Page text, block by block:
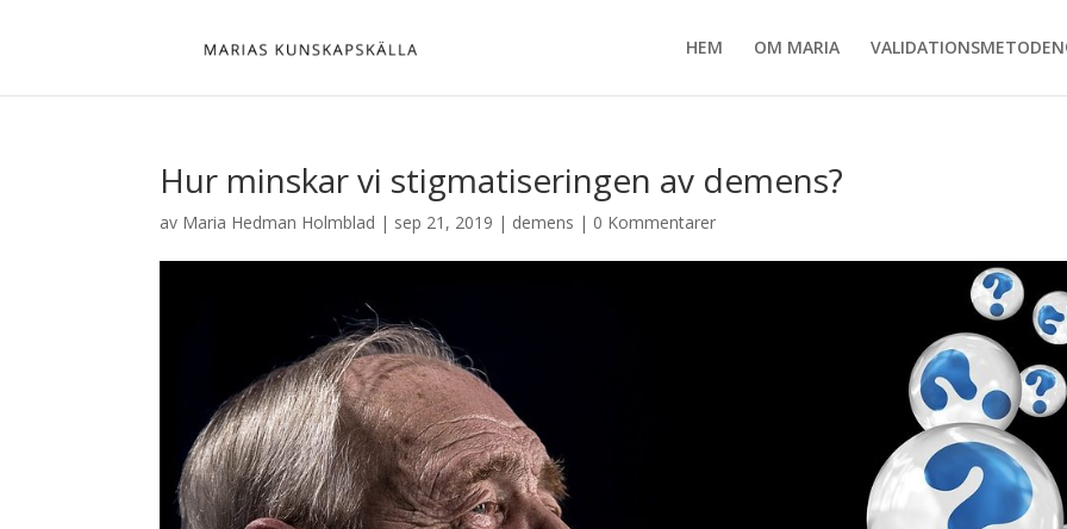
HEM OM MARIA
Hur minskar vi stigmatiseringen av demens?
av Maria Hedman Holmblad | sep 21, 2019 | demens | 0 Kommentarer